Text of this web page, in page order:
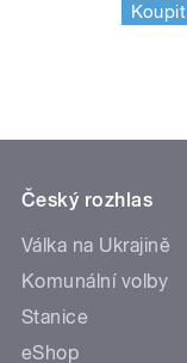
Koupit
Český rozhlas
Válka na Ukrajině
Komunální volby
Stanice
eShop